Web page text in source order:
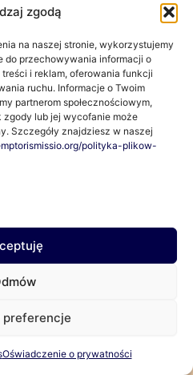
zgodą
na naszej stronie, wykorzystujemy
do przechowywania informacji o
i reklam, oferowania funkcji
ruchu. Informacje o Twoim
partnerom społecznościowym,
lub jej wycofanie może
Szczegóły znajdziesz w naszej
polityka-plikow-
preferencje
Oświadczenie o prywatności
„Redemptoris Missio”
w Ukrainie od pierwszych
Dnia 4 lipca o […]
dla Fundacji
Missio
Fundacji została